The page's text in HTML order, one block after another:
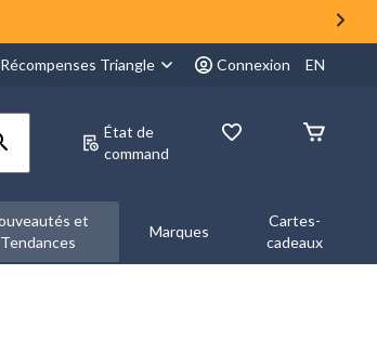
Triangle Connexion EN
État de
command
et
Tendances
Marques
Cartes-
cadeaux